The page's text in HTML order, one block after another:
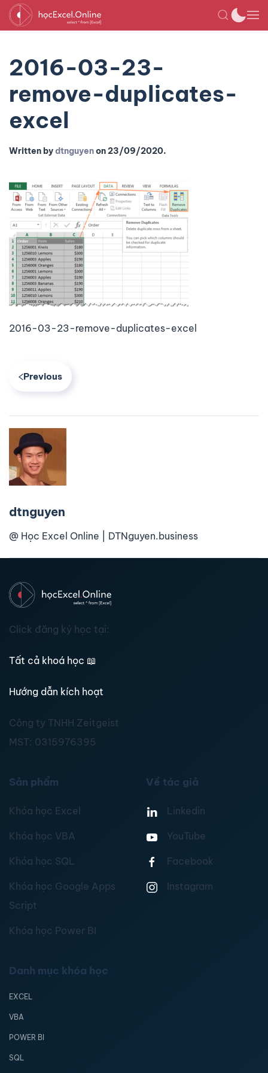
2016-03-23-
remove-duplicates-
excel
Written bydtnguyenon23/09/2020.
2016-03-23-remove-duplicates-excel
Previous
dtnguyen
@ Học Excel Online | DTNguyen.business
Click đăng ký học tại:
Tất cả khoá học 📖
Hướng dẫn kích hoạt
Công ty TNHH Zeitgeist
MST: 0315976395
Sản phẩm
Khóa học Excel
Khóa học VBA
Khóa học SQL
Khóa học Google Apps
Script
Khóa học Power BI
Về tác giả
Linkedin
YouTube
Facebook
Instagram
Danh mục khóa học
EXCEL
VBA
POWER BI
SQL